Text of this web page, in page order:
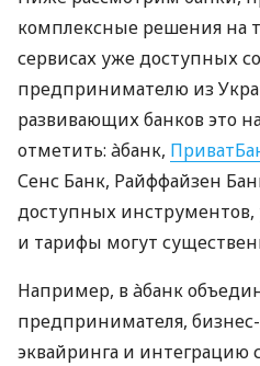
комплексные решения на
сервисах уже доступных
предпринимателю из
развивающих банков это
отметить: àбанк,
Сенс Банк, Райффайзен
доступных инструментов,
и тарифы могут
Например, в àбанк
предпринимателя,
эквайринга и